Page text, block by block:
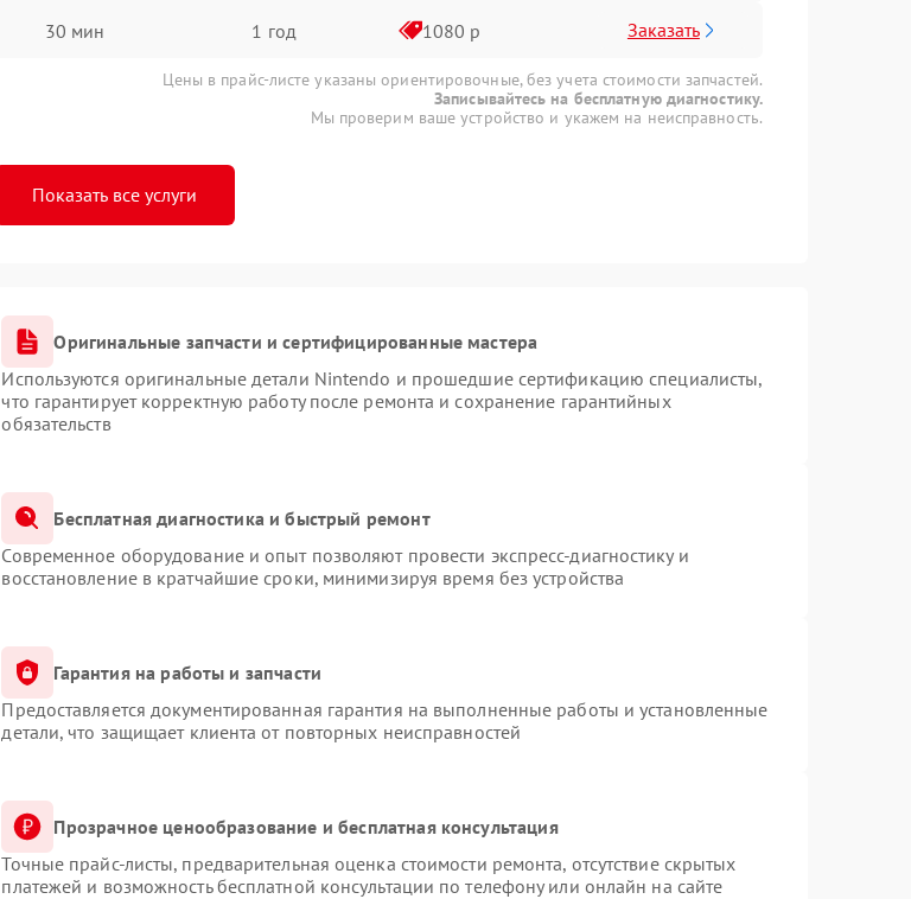
30 мин 1 год 1080 р Заказать
Цены в прайс-листе указаны ориентировочные, без учета стоимости запчастей.
Записывайтесь на бесплатную диагностику.
Мы проверим ваше устройство и укажем на неисправность.
Показать все услуги
Оригинальные запчасти и сертифицированные мастера
Используются оригинальные детали Nintendo и прошедшие сертификацию специалисты,
что гарантирует корректную работу после ремонта и сохранение гарантийных
обязательств
Бесплатная диагностика и быстрый ремонт
Современное оборудование и опыт позволяют провести экспресс-диагностику и
восстановление в кратчайшие сроки, минимизируя время без устройства
Гарантия на работы и запчасти
Предоставляется документированная гарантия на выполненные работы и установленные
детали, что защищает клиента от повторных неисправностей
Прозрачное ценообразование и бесплатная консультация
Точные прайс-листы, предварительная оценка стоимости ремонта, отсутствие скрытых
платежей и возможность бесплатной консультации по телефону или онлайн на сайте